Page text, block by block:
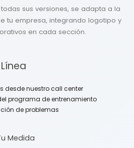
sus versiones, se adapta a la
tu empresa, integrando logotipo y
en cada sección.
desde nuestro call center
programa de entrenamiento
de problemas
Medida